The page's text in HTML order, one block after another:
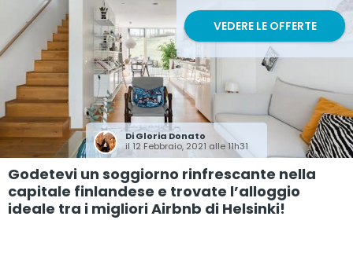
DiGloria Donato
il 12 Febbraio, 2021 alle 11h31
VEDERE LE OFFERTE
Godetevi un soggiorno rinfrescante nella
capitale finlandese e trovate l’alloggio
ideale tra i migliori Airbnb di Helsinki!